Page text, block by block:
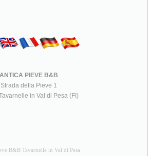
ANTICA PIEVE B&B
Strada della Pieve 1
in Val di Pesa (FI)
B&B Tavarnelle in Val di Pesa